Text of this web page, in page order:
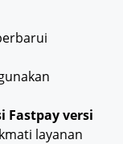
Fastpay versi
layanan